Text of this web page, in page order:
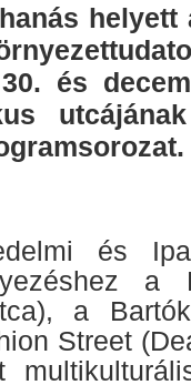
helyett
és
és
a
a
Street